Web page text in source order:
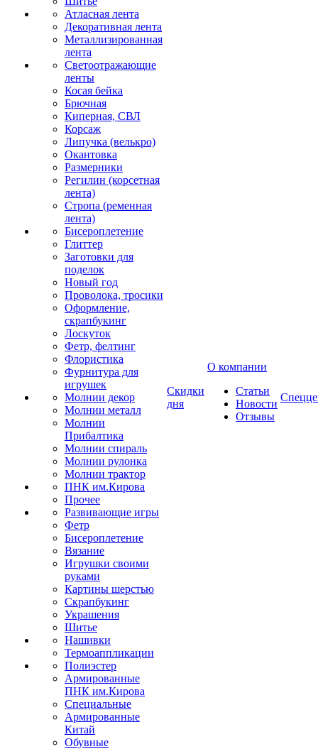
Атласная лента
Декоративная лента
Металлизированная
лента
Светоотражающие
ленты
Косая бейка
Брючная
Киперная, СВЛ
Корсаж
Липучка (велькро)
Окантовка
Размерники
Регилин (корсетная
лента)
Стропа (ременная
лента)
Бисероплетение
Глиттер
Заготовки для
поделок
Новый год
Проволока, тросики
Оформление,
скрапбукинг
Лоскуток
Фетр, фелтинг
Флористика
Фурнитура для
игрушек
Молнии декор
Молнии металл
Молнии
Прибалтика
Молнии спираль
Молнии рулонка
Молнии трактор
ПНК им.Кирова
Прочее
Развивающие игры
Фетр
Бисероплетение
Вязание
Игрушки своими
руками
Картины шерстью
Скрапбукинг
Украшения
Шитье
Нашивки
Термоаппликации
Полиэстер
Армированные
ПНК им.Кирова
Специальные
Армированные
Китай
Обувные
Скидки
дня
О компании
Статьи
Новости
Отзывы